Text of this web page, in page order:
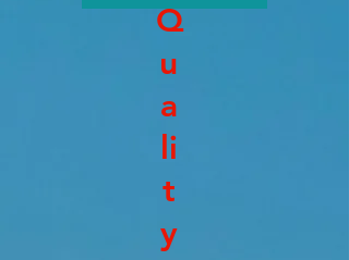
Q
u
a
li
t
y